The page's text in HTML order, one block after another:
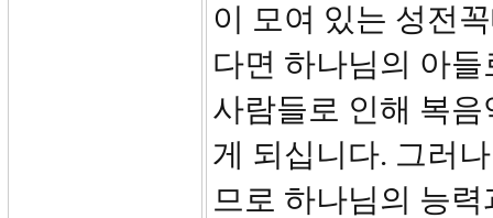
이 모여 있는 성전
다면 하나님의 아
사람들로 인해 복
게 되십니다. 그러
므로 하나님의 능